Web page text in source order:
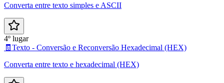
Converta entre texto simples e ASCII
4º lugar
🧾 Texto - Conversão e Reconversão Hexadecimal (HEX)
Converta entre texto e hexadecimal (HEX)